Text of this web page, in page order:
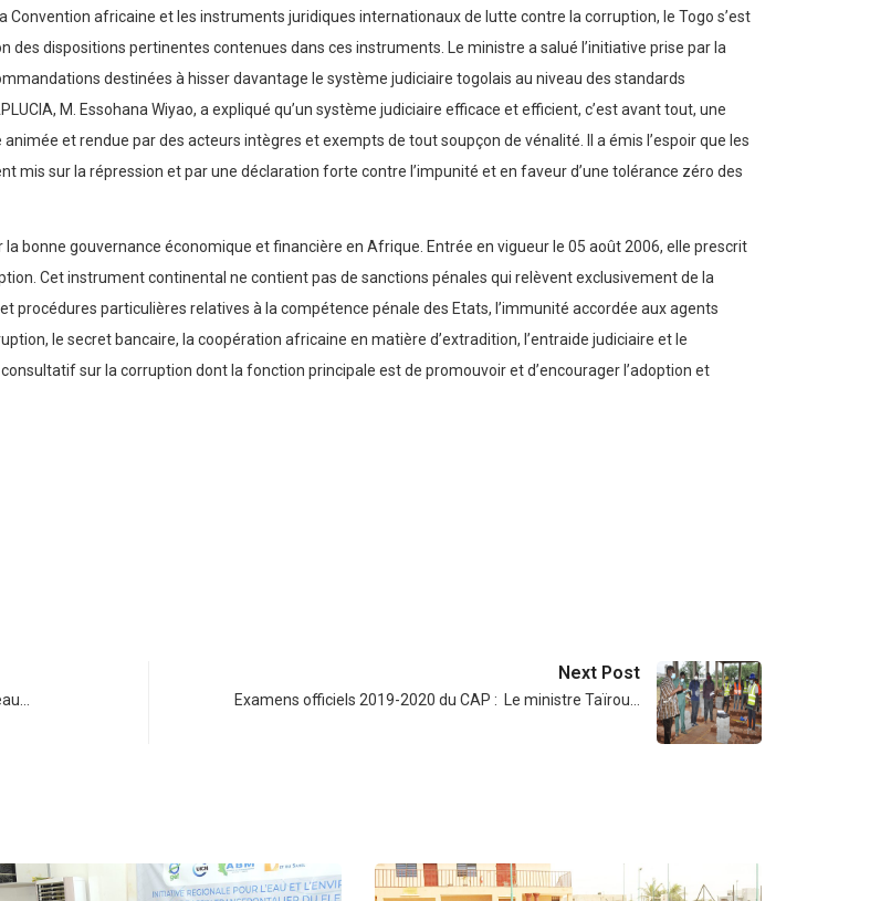
Convention africaine et les instruments juridiques internationaux de lutte contre la corruption, le Togo s’est
des dispositions pertinentes contenues dans ces instruments. Le ministre a salué l’initiative prise par la
destinées à hisser davantage le système judiciaire togolais au niveau des standards
M. Essohana Wiyao, a expliqué qu’un système judiciaire efficace et efficient, c’est avant tout, une
et rendue par des acteurs intègres et exempts de tout soupçon de vénalité. Il a émis l’espoir que les
mis sur la répression et par une déclaration forte contre l’impunité et en faveur d’une tolérance zéro des
bonne gouvernance économique et financière en Afrique. Entrée en vigueur le 05 août 2006, elle prescrit
Cet instrument continental ne contient pas de sanctions pénales qui relèvent exclusivement de la
procédures particulières relatives à la compétence pénale des Etats, l’immunité accordée aux agents
le secret bancaire, la coopération africaine en matière d’extradition, l’entraide judiciaire et le
sur la corruption dont la fonction principale est de promouvoir et d’encourager l’adoption et
Next Post
Examens officiels 2019-2020 du CAP : Le ministre Taïrou…